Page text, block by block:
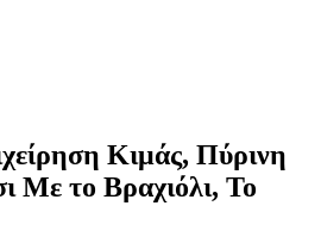
Κιμάς, Πύρινη
Με το Βραχιόλι, Το